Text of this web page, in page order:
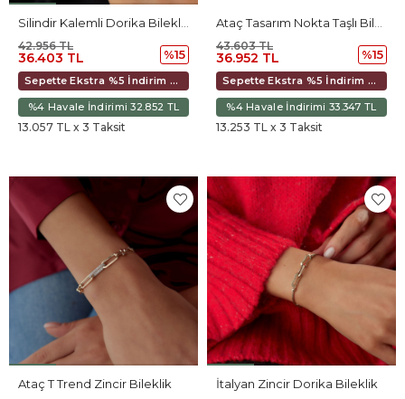
36.403 TL
42.956 TL
%15
Sepette Ekstra %5 İndirim 34.221 TL
%4 Havale İndirimi 32.852 TL
13.057 TL x 3 Taksit
36.952 TL
43.603 TL
%15
Sepette Ekstra %5 İndirim 34.736 TL
%4 Havale İndirimi 33.347 TL
13.253 TL x 3 Taksit
Ataç T Trend Zincir Bileklik İtalyan Zincir Dorika Bileklik